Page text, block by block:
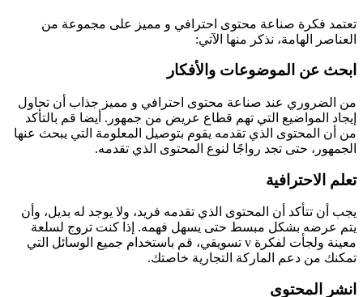
تعتمد فكرة صناعة محتوى احترافي و مميز على مجموعة من
العناصر الهامة، نذكر منها الآتي:
ابحث عن الموضوعات والأفكار
من الضروري عند صناعة محتوى احترافي و مميز جذاب أن تحاول
إيجاد المواضيع التي تهم قطاع عريض من جمهور. أيضا قم بالتأكد
من أن المحتوى الذي تقدمه يقوم بتوصيل المعلومة التي يبحث عنها
الجمهور، حتى تجد رواجًا لنوع المحتوى الذي تقدمه.
تعلم الاحترافية
يجب أن تتأكد أن المحتوى الذي تقدمه فريد، ولا يوجد له بديل، وأن
يتم عرضه بشكل مبسط حتى يسهل فهمه. إذا كنت تروج لسلعة
معينة ولجأت لفكرة v تسويقي، قم باستخدام جميع الوسائل التي
تمكنك من دعم الماركة التجارية خاصتك.
انشر المحتوى